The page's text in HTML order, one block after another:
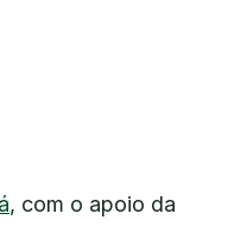
, com o apoio da